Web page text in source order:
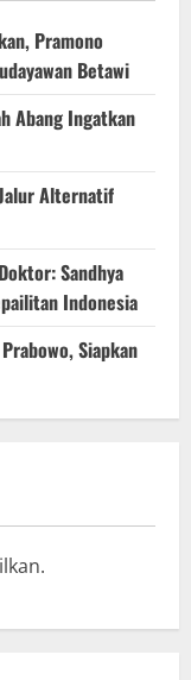
Pramono
Betawi
Abang Ingatkan
Alternatif
Sandhya
Indonesia
Siapkan